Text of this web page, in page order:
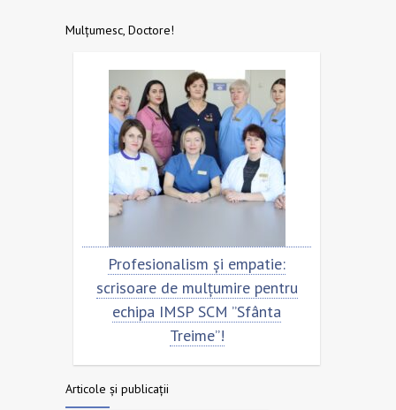
Mulțumesc, Doctore!
Profesionalism și empatie:
scrisoare de mulțumire pentru
echipa IMSP SCM ”Sfânta
Treime”!
Articole și publicații